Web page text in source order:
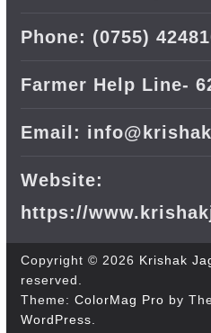
Phone: (0755)
Farmer Help Line-
Email:
Website:
https://
Copyright © 2026 Krishak
reserved.
Theme: ColorMag Pro by
WordPress